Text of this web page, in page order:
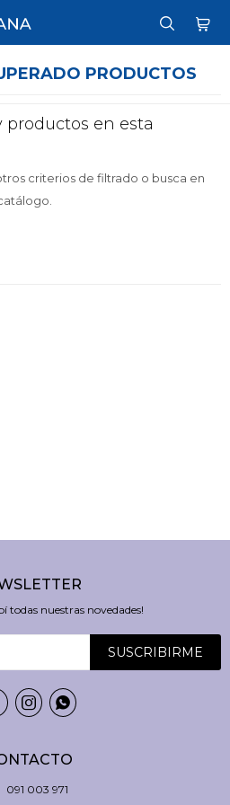
PRODUCTOS
productos en esta
criterios de filtrado o busca en
091 003 971
todas nuestras novedades!
SUSCRIBIRME
 